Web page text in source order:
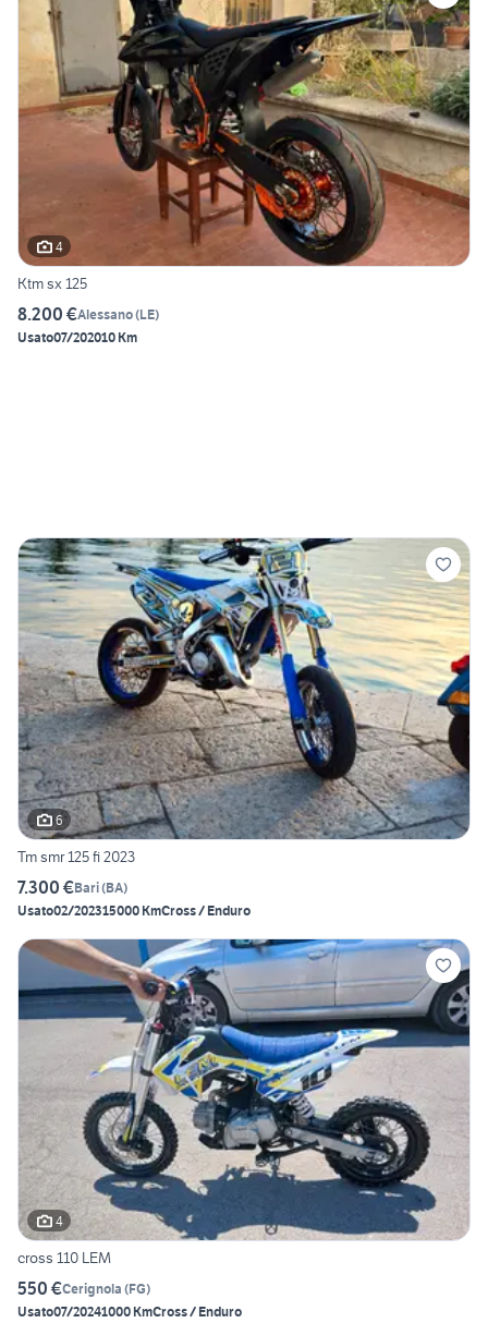
4
Ktm sx 125
8.200 €Alessano(LE)
Usato07/202010 Km
6
Tm smr 125 fi 2023
7.300 €Bari(BA)
Usato02/202315000 KmCross / Enduro
4
cross 110 LEM
550 €Cerignola (FG)
Usato07/20241000 KmCross / Enduro